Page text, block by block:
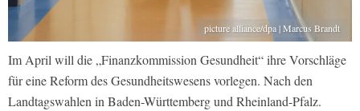
picture alliance/dpa | Marcus Brandt
Im April will die „Finanzkommission Gesundheit“ ihre Vorschläge
für eine Reform des Gesundheitswesens vorlegen. Nach den
Landtagswahlen in Baden-Württemberg und Rheinland-Pfalz.